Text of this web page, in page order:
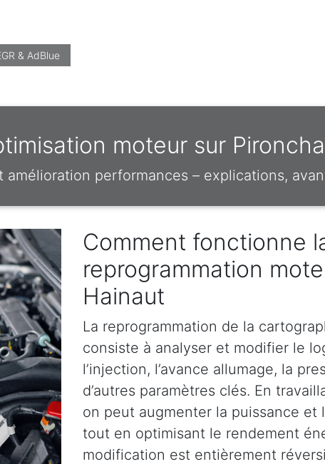
& AdBlue
moteur sur
performances – explications,
Comment fonctionne
reprogrammation
Hainaut
La reprogrammation de la
consiste à analyser et modifier le
l’injection, l’avance allumage, la
d’autres paramètres clés. En
on peut augmenter la puissance et
tout en optimisant le rendement
modification est entièrement